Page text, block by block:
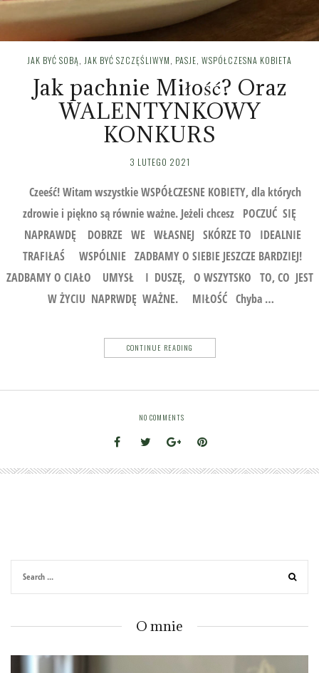
JAK BYĆ SOBĄ, JAK BYĆ SZCZĘŚLIWYM, PASJE, WSPÓŁCZESNA KOBIETA
Jak pachnie Miłość? Oraz
WALENTYNKOWY
KONKURS
3 LUTEGO 2021
Czeeść! Witam wszystkie WSPÓŁCZESNE KOBIETY, dla których
zdrowie i piękno są równie ważne. Jeżeli chcesz POCZUĆ SIĘ
NAPRAWDĘ DOBRZE WE WŁASNEJ SKÓRZE TO IDEALNIE
TRAFIŁAŚ WSPÓLNIE ZADBAMY O SIEBIE JESZCZE BARDZIEJ!
ZADBAMY O CIAŁO UMYSŁ I DUSZĘ, O WSZYTSKO TO, CO JEST
W ŻYCIU NAPRWDĘ WAŻNE. MIŁOŚĆ Chyba …
CONTINUE READING
NO COMMENTS
O mnie